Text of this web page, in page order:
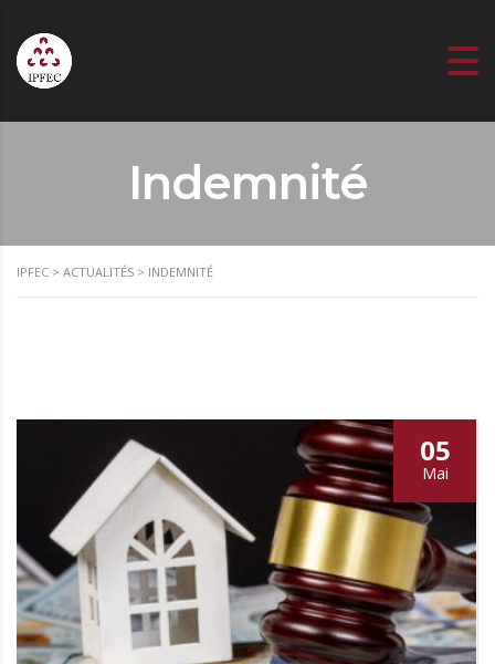
Indemnité
IPFEC > ACTUALITÉS > INDEMNITÉ
05
Mai